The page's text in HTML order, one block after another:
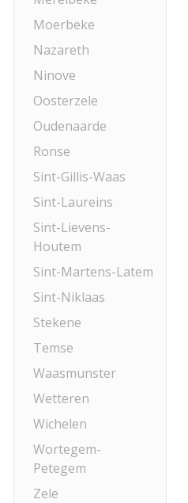
Moerbeke
Nazareth
Ninove
Oosterzele
Oudenaarde
Ronse
Sint-Gillis-Waas
Sint-Laureins
Sint-Lievens-
Houtem
Sint-Martens-Latem
Sint-Niklaas
Stekene
Temse
Waasmunster
Wetteren
Wichelen
Wortegem-
Petegem
Zele